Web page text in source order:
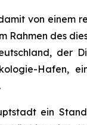
von einem
des
der
Hafen,
ein